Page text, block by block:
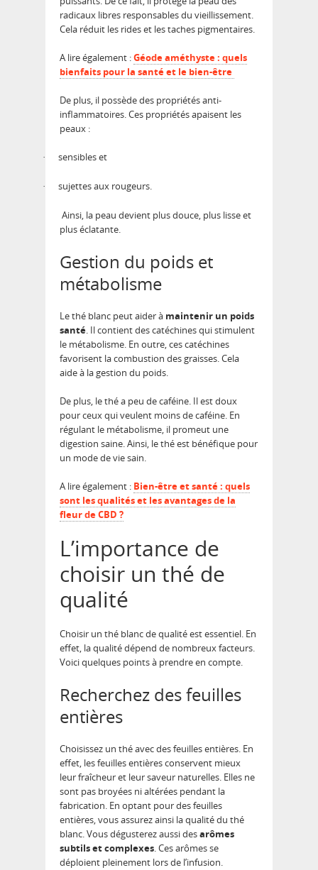
radicaux libres responsables du vieillissement.
Cela réduit les rides et les taches pigmentaires.
A lire également :Géode améthyste : quels
bienfaits pour la santé et le bien-être
De plus, il possède des propriétés anti-
inflammatoires. Ces propriétés apaisent les
peaux :
· sensibles et
· sujettes aux rougeurs.
Ainsi, la peau devient plus douce, plus lisse et
plus éclatante.
Gestion du poids et
métabolisme
Le thé blanc peut aider à maintenir un poids
santé. Il contient des catéchines qui stimulent
le métabolisme. En outre, ces catéchines
favorisent la combustion des graisses. Cela
aide à la gestion du poids.
De plus, le thé a peu de caféine. Il est doux
pour ceux qui veulent moins de caféine. En
régulant le métabolisme, il promeut une
digestion saine. Ainsi, le thé est bénéfique pour
un mode de vie sain.
A lire également : Bien-être et santé : quels
sont les qualités et les avantages de la
fleur de CBD ?
L’importance de
choisir un thé de
qualité
Choisir un thé blanc de qualité est essentiel. En
effet, la qualité dépend de nombreux facteurs.
Voici quelques points à prendre en compte.
Recherchez des feuilles
entières
Choisissez un thé avec des feuilles entières. En
effet, les feuilles entières conservent mieux
leur fraîcheur et leur saveur naturelles. Elles ne
sont pas broyées ni altérées pendant la
fabrication. En optant pour des feuilles
entières, vous assurez ainsi la qualité du thé
blanc. Vous dégusterez aussi desarômes
subtils et complexes. Ces arômes se
déploient pleinement lors de l’infusion.